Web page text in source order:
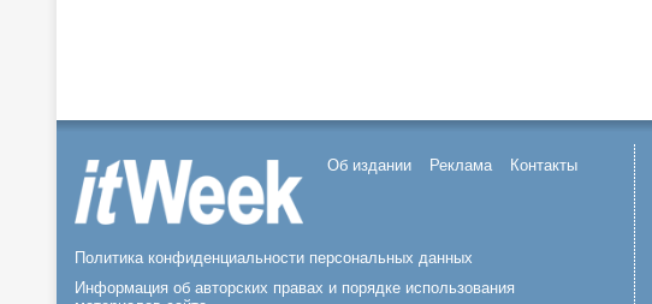
Об издании Реклама Контакты
Политика конфиденциальности персональных данных
Информация об авторских правах и порядке использования